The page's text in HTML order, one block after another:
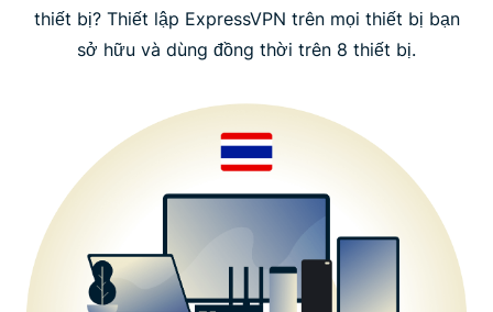
thiết bị? Thiết lập ExpressVPN trên mọi thiết bị bạn
sở hữu và dùng đồng thời trên 8 thiết bị.